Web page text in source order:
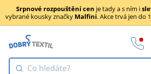
Srpnové rozpouštění cen je tady a s ním i
vybrané kousky značky Malfini. Akce trvá jen do